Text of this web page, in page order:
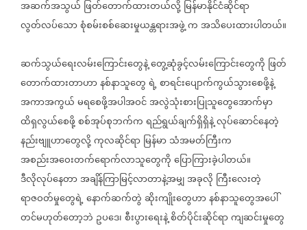
အဆက်အသွယ် ဖြတ်တောက်ထားတယ်လို့မြန်မာနိုင်ငံဆိုင်ရာ
လွတ်လပ်သောစုံစမ်းစစ်ဆေးမှုယန္တရားအဖွဲ့ကအသိပေးထားပါတယ်။
ဆက်သွယ်ရေးလမ်းကြောင်းတွေနဲ့တွေ့ဆုံခွင့်လမ်းကြောင်းတွေကို ဖြတ်
တောက်ထားတာဟာနစ်နာသူတွေရဲ့စာရင်းပျောက်ကွယ်သွားစေဖို့နဲ့
အကာအကွယ်မရစေဖို့အပါအဝင်အလွဲသုံးစားပြုသူတွေအောက်မှာ
ထိရှလွယ်စေဖို့စစ်အုပ်စုဘက်ကရည်ရွယ်ချက်ရှိရှိနဲ့လုပ်ဆောင်နေတဲ့
နည်းဗျူဟာတွေလို့ကုလဆိုင်ရာမြန်မာသံအမတ်ကြီးက
အစည်းအဝေးတက်ရောက်လာသူတွေကိုပြောကြားခဲ့ပါတယ်။
ဒီလိုလုပ်နေတာအချိန်ကြာမြင့်လာတာနဲ့အမျှအခုလို ကြီးလေးတဲ့
ရာဇဝတ်မှုတွေရဲ့နောက်ဆက်တွဲဆိုးကျိုးတွေဟာနစ်နာသူတွေအပေါ်
တင်မဟုတ်တော့ဘဲ ဥပဒေ၊စီးပွားရေးနဲ့စိတ်ပိုင်းဆိုင်ရာကျဆင်းမှုတွေ